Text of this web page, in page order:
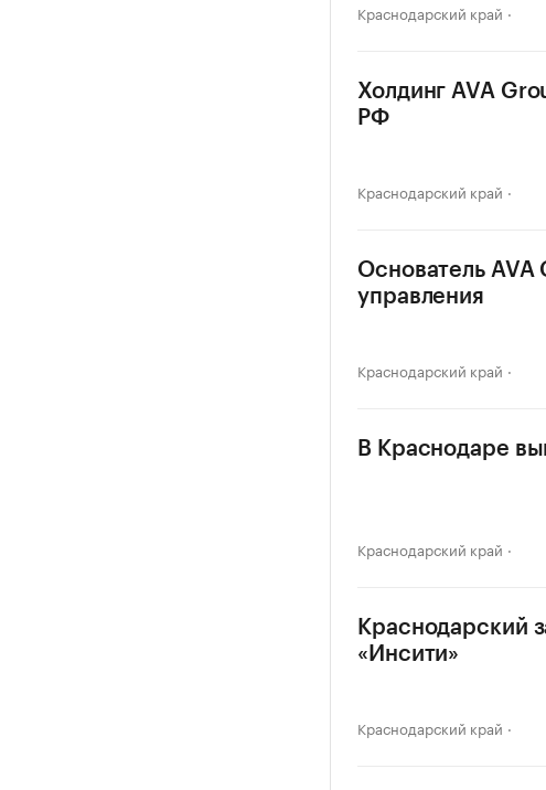
Краснодарский край
Холдинг AVA
РФ
Краснодарский край
Основатель AVA
управления
Краснодарский край
В Краснодаре
Краснодарский край
Краснодарский
«Инсити»
Краснодарский край